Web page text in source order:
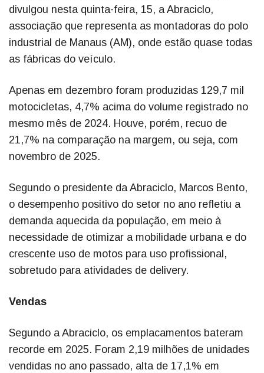
divulgou nesta quinta-feira, 15, a Abraciclo,
associação que representa as montadoras do polo
industrial de Manaus (AM), onde estão quase todas
as fábricas do veículo.
Apenas em dezembro foram produzidas 129,7 mil
motocicletas, 4,7% acima do volume registrado no
mesmo mês de 2024. Houve, porém, recuo de
21,7% na comparação na margem, ou seja, com
novembro de 2025.
Segundo o presidente da Abraciclo, Marcos Bento,
o desempenho positivo do setor no ano refletiu a
demanda aquecida da população, em meio à
necessidade de otimizar a mobilidade urbana e do
crescente uso de motos para uso profissional,
sobretudo para atividades de delivery.
Vendas
Segundo a Abraciclo, os emplacamentos bateram
recorde em 2025. Foram 2,19 milhões de unidades
vendidas no ano passado, alta de 17,1% em